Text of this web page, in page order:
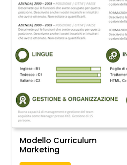
Modello Curriculum
Marketing